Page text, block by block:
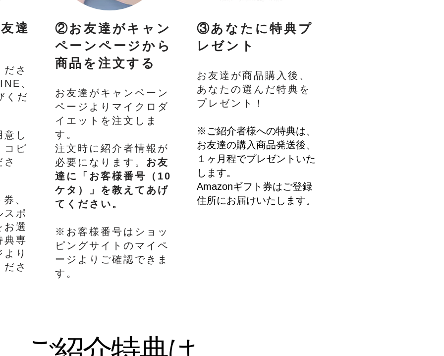
達
さ
、
くだ
し
コピ
、
スポ
お選
典専
り
さ
②お友達がキャン
ペーンページから
商品を注文する
お友達がキャンペーン
ページよりマイクロダ
イエットを注文しま
す。
注文時に紹介者情報が
必要になります。 お友
達に「お客様番号（10
ケタ）」を教えてあげ
てください。
※お客様番号はショッ
ピングサイトのマイペ
ージよりご確認できま
す。
③あなたに特典プ
レゼント
お友達が商品購入後、
あなたの選んだ特典を
プレゼント！
※ご紹介者様への特典は、
お友達の購入商品発送後、
１ヶ月程でプレゼントいた
します。
Amazonギフト券はご登録
住所にお届けいたします。